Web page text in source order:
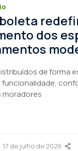
dos
de forma
moradores
17 de julho de 2026